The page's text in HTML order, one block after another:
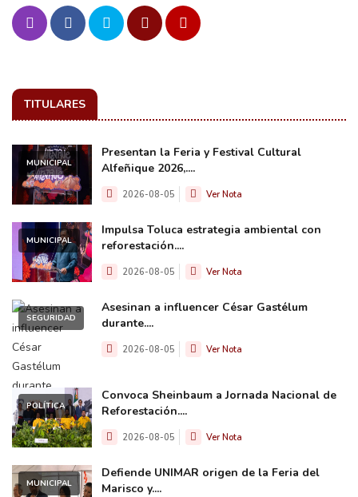
TITULARES
MUNICIPAL
Presentan la Feria y Festival Cultural
Alfeñique 2026,....
2026-08-05 Ver Nota
MUNICIPAL
Impulsa Toluca estrategia ambiental con
reforestación....
2026-08-05 Ver Nota
SEGURIDAD
Asesinan a influencer César Gastélum
durante....
2026-08-05 Ver Nota
POLÍTICA
Convoca Sheinbaum a Jornada Nacional de
Reforestación....
2026-08-05 Ver Nota
MUNICIPAL
Defiende UNIMAR origen de la Feria del
Marisco y....